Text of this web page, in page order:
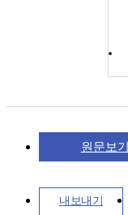
원문보기
내보내기